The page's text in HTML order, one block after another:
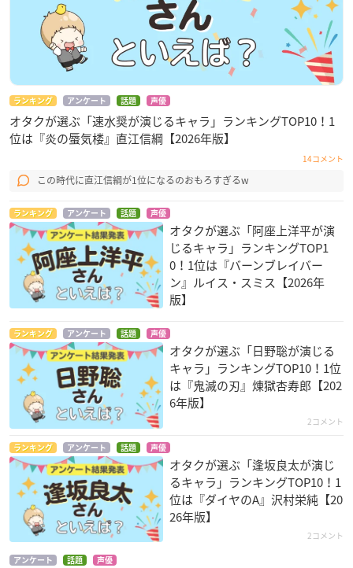
ランキング アンケート 話題 声優
オタクが選ぶ「速水奨が演じるキャラ」ランキングTOP10！1
位は『炎の蜃気楼』直江信綱【2026年版】
14コメント
この時代に直江信綱が1位になるのおもろすぎるw
ランキング アンケート 話題 声優
オタクが選ぶ「阿座上洋平が演
じるキャラ」ランキングTOP1
0！1位は『バーンブレイバー
ン』ルイス・スミス【2026年
版】
ランキング アンケート 話題 声優
オタクが選ぶ「日野聡が演じる
キャラ」ランキングTOP10！1位
は『鬼滅の刃』煉󠄁獄杏寿郎【202
6年版】
2コメント
ランキング アンケート 話題 声優
オタクが選ぶ「逢坂良太が演じ
るキャラ」ランキングTOP10！1
位は『ダイヤのA』沢村栄純【20
26年版】
2コメント
アンケート 話題 声優